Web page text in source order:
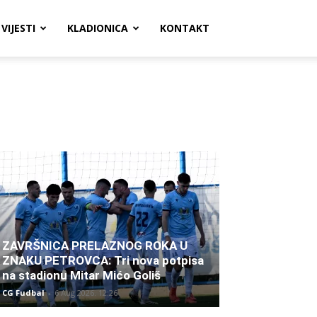
VIJESTI KLADIONICA KONTAKT
ZAVRŠNICA PRELAZNOG ROKA U
ZNAKU PETROVCA: Tri nova potpisa
na stadionu Mitar Mićo Goliš
CG Fudbal - 6 Aug 2026. 12:26